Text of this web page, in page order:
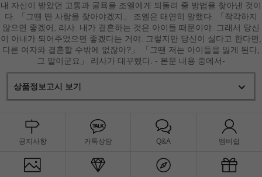
내 자신이 받았던 고통과 굴욕을 조엘에게 되돌려 줄 방법을 찾아낸 것이
다. 「그땐 딴 사람을 찾아야겠지」 조엘은 태연히 말했다. 「착각하지
않으면 좋겠어, 리사. 내가 결혼하는 것은 아이들 때문이야. 그래서 당신
이 아내가 되어주었으면 좋겠다는 거야. 그렇지만 당신이 싫다고 한다면,
다른 여자와 결혼할 수밖에 없잖아?」 「그땐 저는 아이들을 잃게 된다,
그 말이군요」 리사가 대꾸했다. - 본문 내용 중에서-
상품정보고시 보기
공지사항 카톡상담 Q&A 멤버쉽